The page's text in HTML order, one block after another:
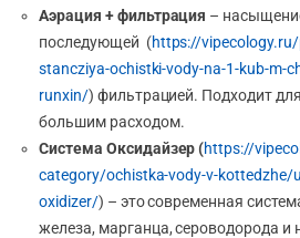
Аэрация + фильтрация –
последующей (https://
stancziya-ochistki-vody-na-1-kub-m-
runxin/) фильтрацией. Подходит
большим расходом.
Система Оксидайзер (https://
category/ochistka-vody-v-kottedzhe/
oxidizer/) – это современная
железа, марганца, сероводорода и